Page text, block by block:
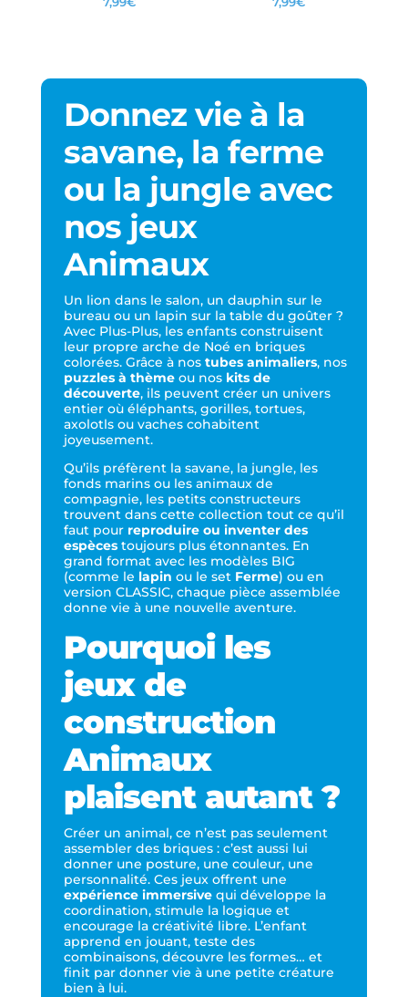
Donnez vie à la
savane, la ferme
ou la jungle avec
nos jeux
Animaux
Un lion dans le salon, un dauphin sur le
bureau ou un lapin sur la table du goûter ?
Avec Plus-Plus, les enfants construisent
leur propre arche de Noé en briques
colorées. Grâce à nos tubes animaliers, nos
puzzles à thèmeou nos kits de
découverte, ils peuvent créer un univers
entier où éléphants, gorilles, tortues,
axolotls ou vaches cohabitent
joyeusement.
Qu’ils préfèrent la savane, la jungle, les
fonds marins ou les animaux de
compagnie, les petits constructeurs
trouvent dans cette collection tout ce qu’il
faut pour reproduire ou inventer des
espècestoujours plus étonnantes. En
grand format avec les modèles BIG
(comme le lapin ou le set Ferme) ou en
version CLASSIC, chaque pièce assemblée
donne vie à une nouvelle aventure.
Pourquoi les
jeux de
construction
Animaux
plaisent autant ?
Créer un animal, ce n’est pas seulement
assembler des briques : c’est aussi lui
donner une posture, une couleur, une
personnalité. Ces jeux offrent une
expérience immersivequi développe la
coordination, stimule la logique et
encourage la créativité libre. L’enfant
apprend en jouant, teste des
combinaisons, découvre les formes… et
finit par donner vie à une petite créature
bien à lui.